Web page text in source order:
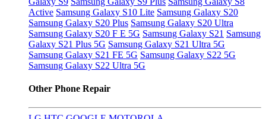
Active Samsung Galaxy S10 Lite Samsung Galaxy S20
Samsung Galaxy S20 Plus Samsung Galaxy S20 Ultra
Samsung Galaxy S20 F E 5G Samsung Galaxy S21 Samsung
Galaxy S21 Plus 5G Samsung Galaxy S21 Ultra 5G
Samsung Galaxy S21 FE 5G Samsung Galaxy S22 5G
Samsung Galaxy S22 Ultra 5G
Other Phone Repair